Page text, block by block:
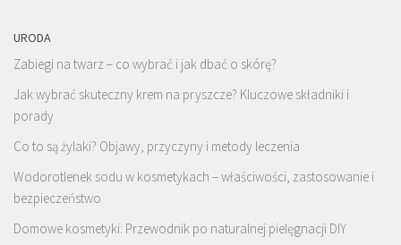
URODA
Zabiegi na twarz – co wybrać i jak dbać o skórę?
Jak wybrać skuteczny krem na pryszcze? Kluczowe składniki i
porady
Co to są żylaki? Objawy, przyczyny i metody leczenia
Wodorotlenek sodu w kosmetykach – właściwości, zastosowanie i
bezpieczeństwo
Domowe kosmetyki: Przewodnik po naturalnej pielęgnacji DIY